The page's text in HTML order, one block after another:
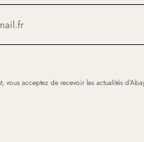
vous acceptez de recevoir les actualités